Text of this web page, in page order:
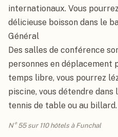
internationaux. Vous
délicieuse boisson dans le
Général
Des salles de conférence
personnes en
temps libre, vous pourrez
piscine, vous détendre dans
tennis de table ou au billard.
N° 55 sur 110 hôtels à Funchal